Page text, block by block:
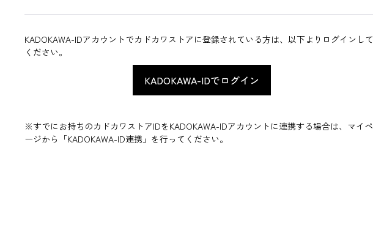
KADOKAWA-IDアカウントでカドカワストアに登録されている方は、以下よりログインして
ください。
※すでにお持ちのカドカワストアIDをKADOKAWA-IDアカウントに連携する場合は、マイペ
ージから「KADOKAWA-ID連携」を行ってください。